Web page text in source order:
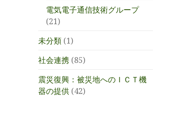
電気電子通信技術グループ
(21)
未分類 (1)
社会連携 (85)
震災復興：被災地へのＩＣＴ機
器の提供 (42)